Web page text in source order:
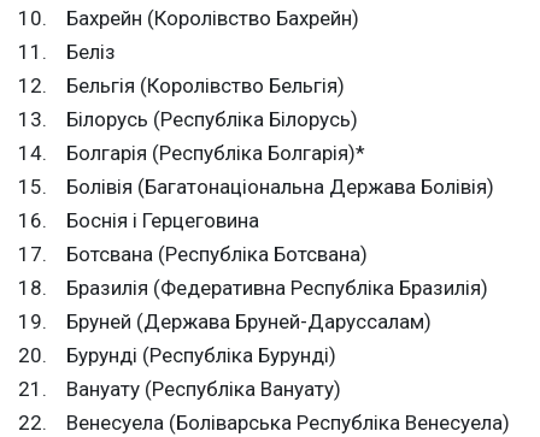
10. Бахрейн (Королівство Бахрейн)
11. Беліз
12. Бельгія (Королівство Бельгія)
13. Білорусь (Республіка Білорусь)
14. Болгарія (Республіка Болгарія)*
15. Болівія (Багатонаціональна Держава Болівія)
16. Боснія і Герцеговина
17. Ботсвана (Республіка Ботсвана)
18. Бразилія (Федеративна Республіка Бразилія)
19. Бруней (Держава Бруней-Даруссалам)
20. Бурунді (Республіка Бурунді)
21. Вануату (Республіка Вануату)
22. Венесуела (Боліварська Республіка Венесуела)